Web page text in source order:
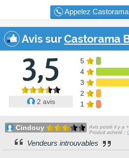
Appelez
Avis surCastorama
3,5
2 avis
5
4
3
2
1
Cindouy
Avis posté il y a
Produit acheté :
Vendeurs introuvables